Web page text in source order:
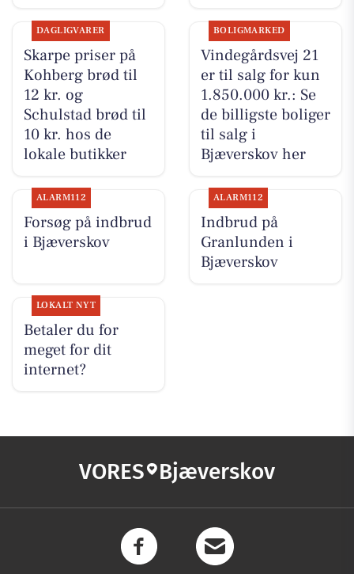
DAGLIGVARER
Skarpe priser på
Kohberg brød til
12 kr. og
Schulstad brød til
10 kr. hos de
lokale butikker
BOLIGMARKED
Vindegårdsvej 21
er til salg for kun
1.850.000 kr.: Se
de billigste boliger
til salg i
Bjæverskov her
ALARM112
Forsøg på indbrud
i Bjæverskov
ALARM112
Indbrud på
Granlunden i
Bjæverskov
LOKALT NYT
Betaler du for
meget for dit
internet?
VORES Bjæverskov